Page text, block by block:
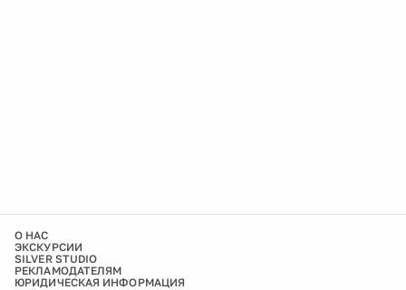
О НАС
ЭКСКУРСИИ
SILVER STUDIO
РЕКЛАМОДАТЕЛЯМ
ЮРИДИЧЕСКАЯ ИНФОРМАЦИЯ